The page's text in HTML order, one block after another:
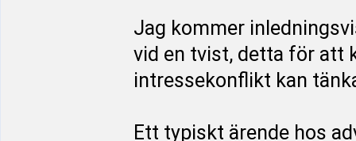
Jag kommer
vid en tvist, detta för att
intressekonflikt kan
Ett typiskt ärende hos